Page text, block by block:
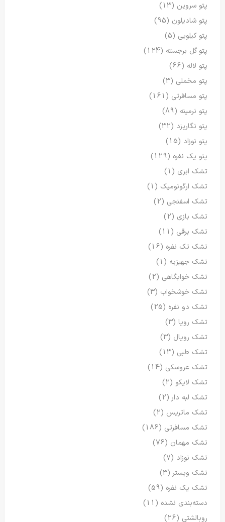
پتو سروین (13)
پتو شادیلون (95)
پتو کیلویی (5)
پتو گل برجسته (124)
پتو لاله (66)
پتو مخملی (3)
پتو مسافرتی (161)
پتو نرمینه (89)
پتو نگاریزد (32)
پتو نوزاد (15)
پتو یک نفره (129)
تشک ابری (1)
تشک ارگونومیک (1)
تشک اسفنجی (2)
تشک بازی (2)
تشک برقی (11)
تشک تک نفره (16)
تشک جهیزیه (1)
تشک خوابگاهی (2)
تشک خوشخواب (3)
تشک دو نفره (25)
تشک رویا (3)
تشک رویال (3)
تشک طبی (13)
تشک عروسکی (14)
تشک لایکو (2)
تشک لبه دار (2)
تشک ماتریس (2)
تشک مسافرتی (186)
تشک مهمان (76)
تشک نوزاد (7)
تشک ویستر (3)
تشک یک نفره (59)
دسته‌بندی نشده (11)
روبالشتی (26)